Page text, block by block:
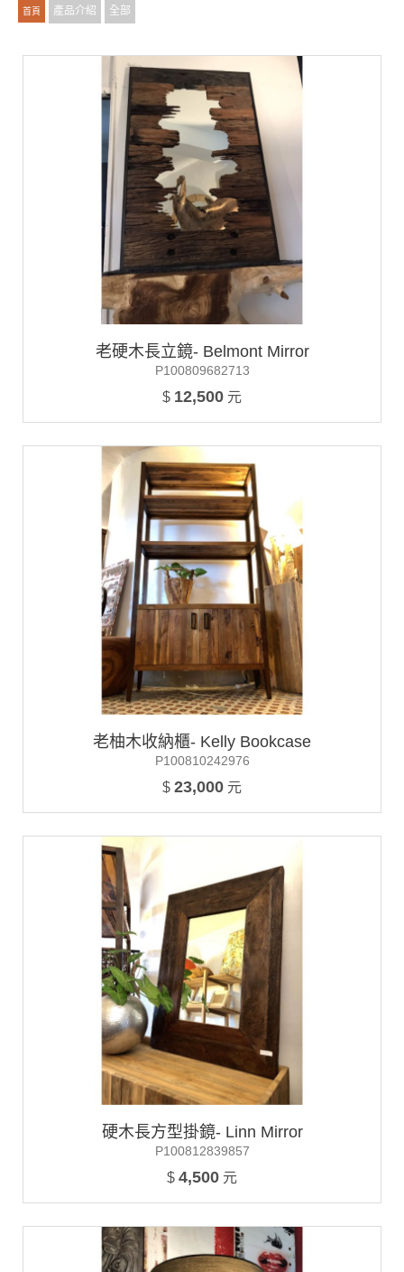
首頁 產品介紹 全部
老硬木長立鏡- Belmont Mirror
P100809682713
$ 12,500 元
老柚木收納櫃- Kelly Bookcase
P100810242976
$ 23,000 元
硬木長方型掛鏡- Linn Mirror
P100812839857
$ 4,500 元